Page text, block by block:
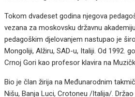
Tokom dvadeset godina njegova
vezana za moskovsku državnu
pedagoškim djelovanjem nastupao je
Mongoliji, Alžiru, SAD-u, Italiji. Od 1992.
Crnoj Gori kao profesor klavira na
Bio je član žirija na Međunarodnim
Nišu, Banja Luci, Crotoneu /Italija/.